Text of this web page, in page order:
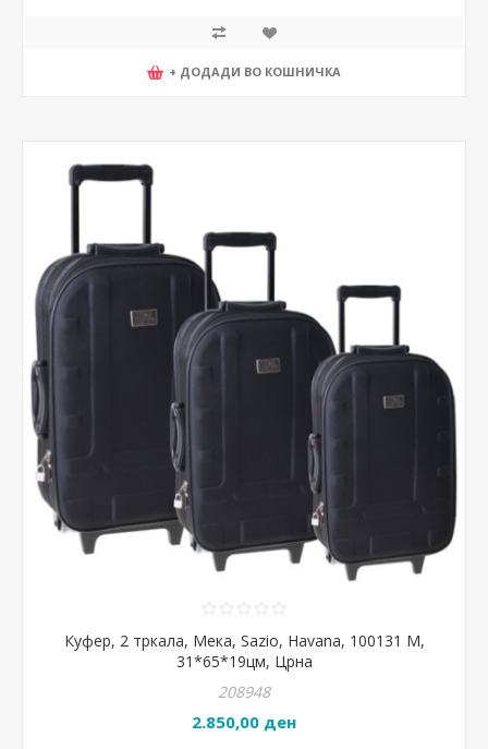
+ ДОДАДИ ВО КОШНИЧКА
Куфер, 2 тркала, Мека, Sazio, Havana, 100131 M,
31*65*19цм, Црна
208948
2.850,00 ден